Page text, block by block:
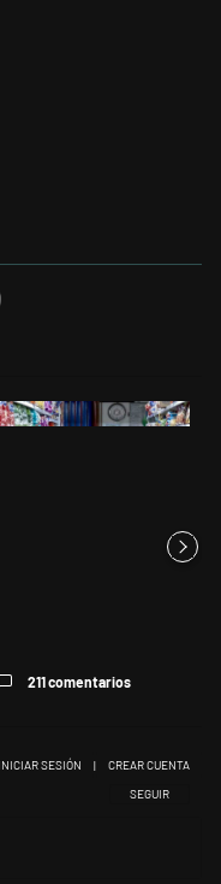
qué 'nonoslodieron' a
artículo de tendencia con el
211 comentarios
SIGA ESTA
SEGUIR
INICIAR SESIÓN | CREAR CUENTA